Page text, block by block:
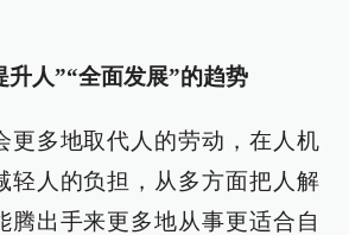
升人”“全面发展”的趋势
更多地取代人的劳动，在人机
轻人的负担，从多方面把人解
腾出手来更多地从事更适合自